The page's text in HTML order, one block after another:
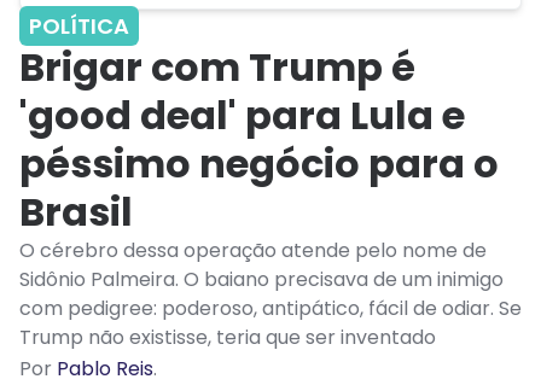
POLÍTICA
Brigar com Trump é
'good deal' para Lula e
péssimo negócio para o
Brasil
O cérebro dessa operação atende pelo nome de
Sidônio Palmeira. O baiano precisava de um inimigo
com pedigree: poderoso, antipático, fácil de odiar. Se
Trump não existisse, teria que ser inventado
Por Pablo Reis.